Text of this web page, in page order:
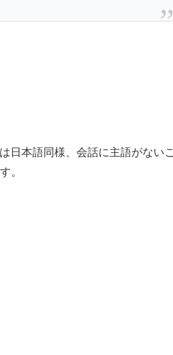
日本語同様、会話に主語がないこ
。